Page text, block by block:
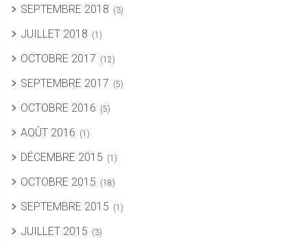
SEPTEMBRE 2018 (3)
JUILLET 2018 (1)
OCTOBRE 2017 (12)
SEPTEMBRE 2017 (5)
OCTOBRE 2016 (5)
AOÛT 2016 (1)
DÉCEMBRE 2015 (1)
OCTOBRE 2015 (18)
SEPTEMBRE 2015 (1)
JUILLET 2015 (3)